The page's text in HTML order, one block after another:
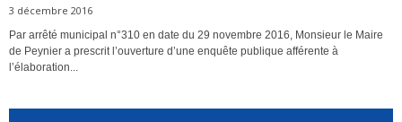
3 décembre 2016
Par arrêté municipal n°310 en date du 29 novembre 2016, Monsieur le Maire
de Peynier a prescrit l’ouverture d’une enquête publique afférente à
l’élaboration...